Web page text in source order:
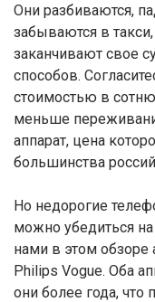
Они разбиваются,
забываются в
заканчивают свое
способов.
стоимостью в
меньше
аппарат, цена
большинства
Но недорогие
можно убедиться
нами в этом обзоре
Philips Vogue. Оба
они более года, что